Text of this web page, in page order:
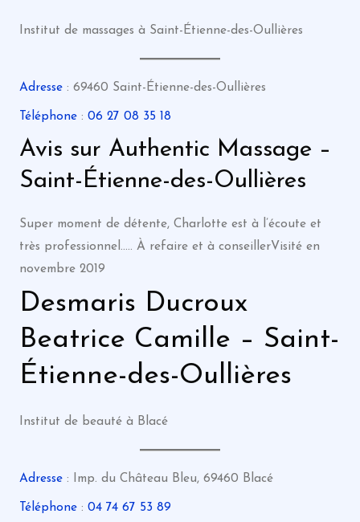
Institut de massages à Saint-Étienne-des-Oullières
Adresse: 69460 Saint-Étienne-des-Oullières
Téléphone: 06 27 08 35 18
Avis sur Authentic Massage –
Saint-Étienne-des-Oullières
Super moment de détente, Charlotte est à l’écoute et
très professionnel….. À refaire et à conseillerVisité en
novembre 2019
Desmaris Ducroux
Beatrice Camille – Saint-
Étienne-des-Oullières
Institut de beauté à Blacé
Adresse: Imp. du Château Bleu, 69460 Blacé
Téléphone: 04 74 67 53 89